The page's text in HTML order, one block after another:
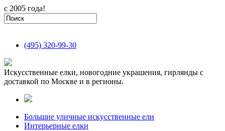
с 2005 года!
(495) 320-99-30
Искусственные елки, новогодние украшения, гирлянды с
доставкой по Москве и в регионы.
Большие уличные искусственные ели
Интерьерные елки